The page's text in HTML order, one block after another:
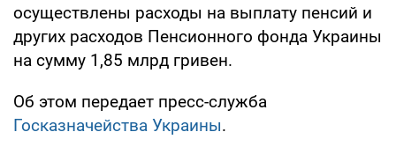
осуществлены расходы на выплату пенсий и
других расходов Пенсионного фонда Украины
на сумму 1,85 млрд гривен.
Об этом передает пресс-служба
Госказначейства Украины.